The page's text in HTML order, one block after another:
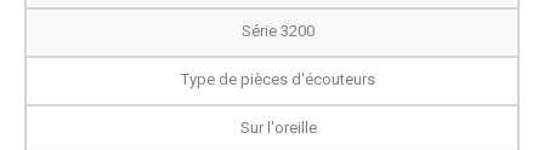
Série 3200
Type de pièces d'écouteurs
Sur l'oreille